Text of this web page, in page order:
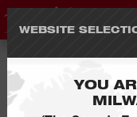
WEBSITE
YOU